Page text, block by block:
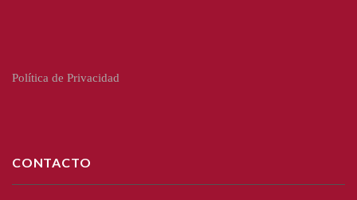
Política de Privacidad
CONTACTO